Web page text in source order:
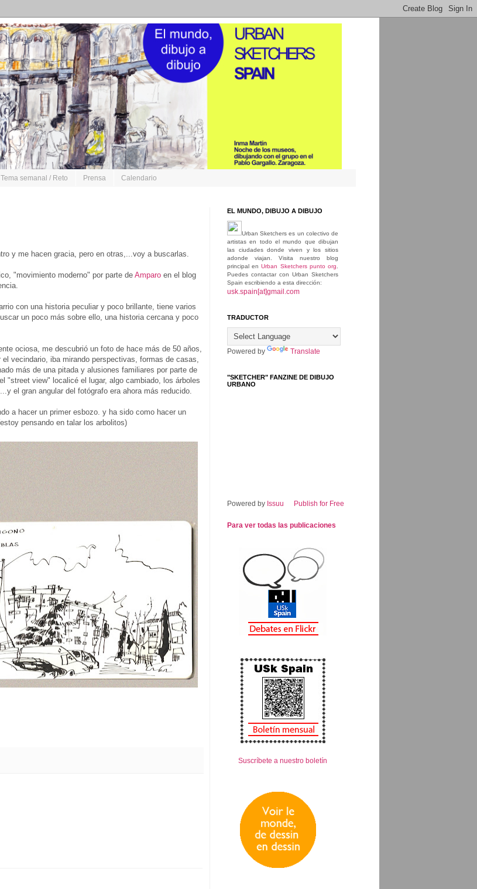
Tema semanal / Reto Prensa Calendario
y me hacen gracia, pero en otras,...voy a buscarlas.
"movimiento moderno" por parte de Amparo en el blog
con una historia peculiar y poco brillante, tiene varios
un poco más sobre ello, una historia cercana y poco
ociosa, me descubrió un foto de hace más de 50 años,
vecindario, iba mirando perspectivas, formas de casas,
más de una pitada y alusiones familiares por parte de
"street view" localicé el lugar, algo cambiado, los árboles
el gran angular del fotógrafo era ahora más reducido.
a hacer un primer esbozo. y ha sido como hacer un
pensando en talar los arbolitos)
EL MUNDO, DIBUJO A DIBUJO
Urban Sketchers es un colectivo de
artistas en todo el mundo que dibujan
las ciudades donde viven y los sitios
adonde viajan. Visita nuestro blog
principal enUrban Sketchers punto org.
Puedes contactar con Urban Sketchers
Spain escribiendo a esta dirección:
usk.spain[at]gmail.com
TRADUCTOR
Powered by Translate
"SKETCHER" FANZINE DE DIBUJO
URBANO
Powered by Issuu Publish for Free
Para ver todas las publicaciones
Suscríbete a nuestro boletín